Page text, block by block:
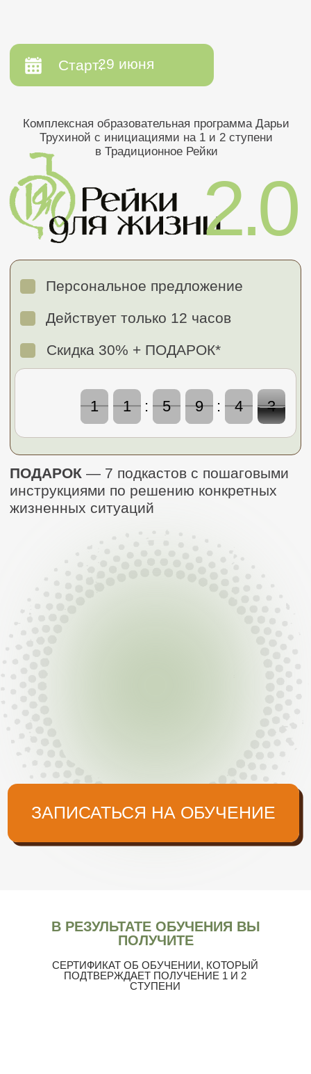
Старт:29 июня
2.0
Комплексная образовательная программа Дарьи
инструкциями по решению конкретных
Действует только 12 часов
Персональное предложение
1
1 2
1
1
2 : 0
5
5
0 0
9
9
0 : 5
4
4
5 3
2
2
3
В РЕЗУЛЬТАТЕ ОБУЧЕНИЯ ВЫ
ПОЛУЧИТЕ
СЕРТИФИКАТ ОБ ОБУЧЕНИИ, КОТОРЫЙ
ПОДТВЕРЖДАЕТ ПОЛУЧЕНИЕ 1 И 2
СТУПЕНИ